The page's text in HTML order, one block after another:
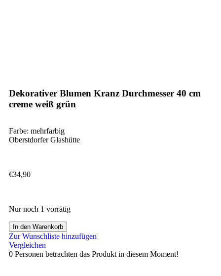
Dekorativer Blumen Kranz Durchmesser 40 cm
creme weiß grün
Farbe: mehrfarbig
Oberstdorfer Glashütte
€34,90
Nur noch 1 vorrätig
In den Warenkorb
Zur Wunschliste hinzufügen
Vergleichen
0 Personen betrachten das Produkt in diesem Moment!